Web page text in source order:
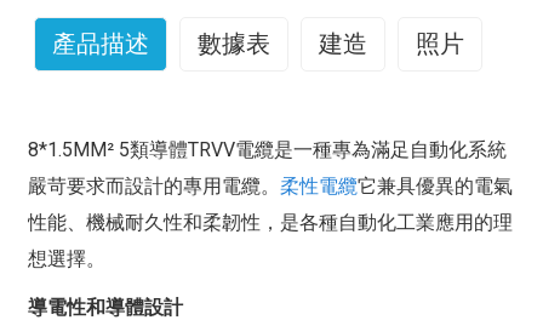
產品描述 數據表 建造 照片
8*1.5MM² 5類導體TRVV電纜是一種專為滿足自動化系統
嚴苛要求而設計的專用電纜。 柔性電纜它兼具優異的電氣
性能、機械耐久性和柔韌性，是各種自動化工業應用的理
想選擇。
導電性和導體設計